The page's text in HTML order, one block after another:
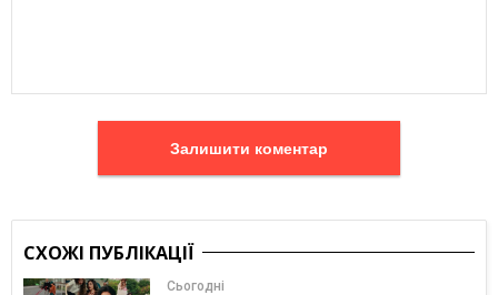
Залишити коментар
СХОЖІ ПУБЛІКАЦІЇ
Сьогодні